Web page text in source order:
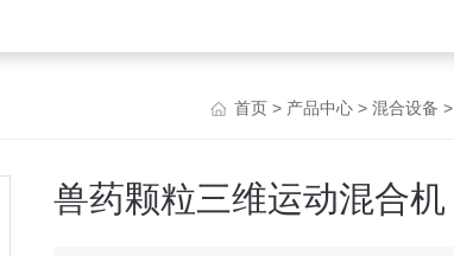
首页 > 产品中心 > 混合设备 >
兽药颗粒三维运动混合机